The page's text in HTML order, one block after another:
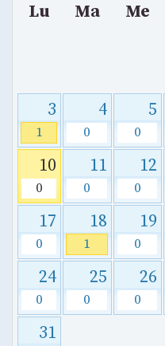
Lu Ma Me
3
1
4
0
5
0
10
0
11
0
12
0
17
0
18
1
19
0
24
0
25
0
26
0
31